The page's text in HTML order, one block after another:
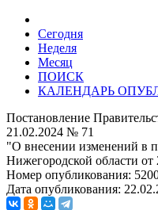
Сегодня
Неделя
Месяц
ПОИСК
КАЛЕНДАРЬ
Постановление
21.02.2024 № 71
"О внесении изменений в
Нижегородской области
Номер опубликования:
Дата опубликования: